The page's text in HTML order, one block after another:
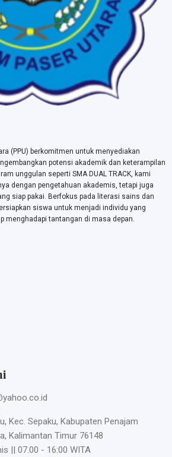
(PPU) berkomitmen untuk menyediakan
potensi akademik dan keterampilan
unggulan seperti SMA DUAL TRACK, kami
dengan pengetahuan akademis, tetapi juga
siap pakai. Berfokus pada literasi sains dan
siswa untuk menjadi individu yang
menghadapi tantangan di masa depan.
Kec. Sepaku, Kabupaten Penajam
Kalimantan Timur 76148
|| 07.00 - 16:00 WITA